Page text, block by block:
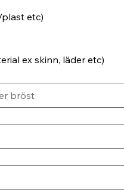
etc)
ex skinn, läder etc)